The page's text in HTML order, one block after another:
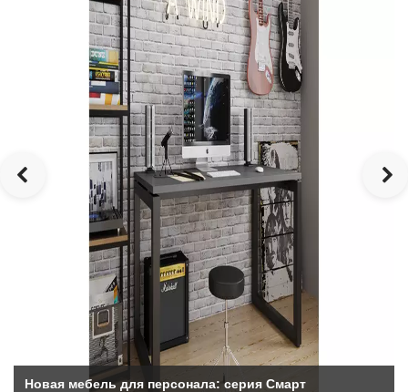
Новая мебель для персонала: серия Смарт